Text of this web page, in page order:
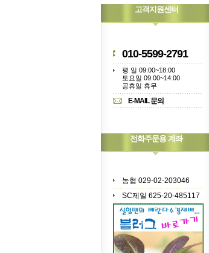
고객지원센터
010-5599-2791
평 일 09:00~18:00
토요일 09:00~14:00
공휴일 휴무
E-MAIL 문의
전화주문용 계좌
농협 029-02-203046
SC제일 625-20-485117